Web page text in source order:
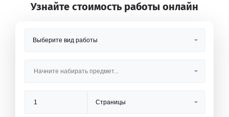
Узнайте стоимость работы онлайн